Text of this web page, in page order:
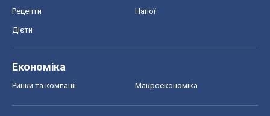
Рецепти Напої
Дієти
Економіка
Ринки та компанії Макроекономіка